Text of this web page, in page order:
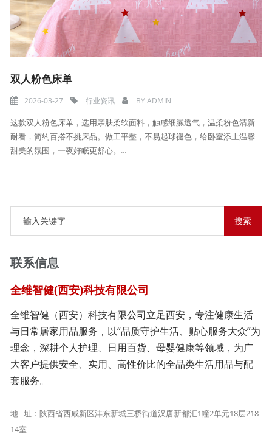
双人粉色床单
2026-03-27 行业资讯 BYADMIN
这款双人粉色床单，选用亲肤柔软面料，触感细腻透气，温柔粉色清新
耐看，简约百搭不挑床品。做工平整，不易起球褪色，给卧室添上温馨
甜美的氛围，一夜好眠更舒心。...
联系信息
全维智健(西安)科技有限公司
全维智健（西安）科技有限公司立足西安，专注健康生活
与日常居家用品服务，以“品质守护生活、贴心服务大众”为
理念，深耕个人护理、日用百货、母婴健康等领域，为广
大客户提供安全、实用、高性价比的全品类生活用品与配
套服务。
地 址：陕西省西咸新区沣东新城三桥街道汉唐新都汇1幢2单元18层218
14室